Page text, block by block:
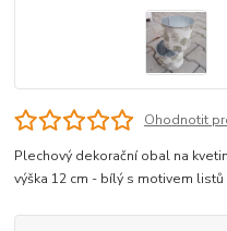
Ohodnotit
Plechový dekorační obal na
výška 12 cm - bílý s motivem listů